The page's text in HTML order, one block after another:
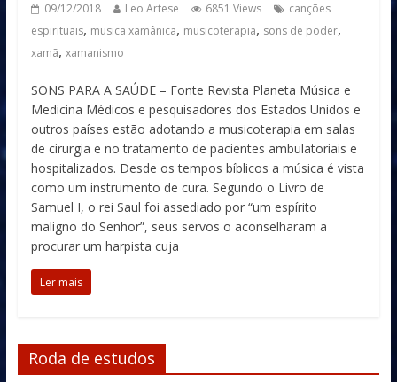
09/12/2018 Leo Artese 6851 Views
canções
espirituais, musica xamânica, musicoterapia, sons de poder,
xamã, xamanismo
SONS PARA A SAÚDE – Fonte Revista Planeta Música e
Medicina Médicos e pesquisadores dos Estados Unidos e
outros países estão adotando a musicoterapia em salas
de cirurgia e no tratamento de pacientes ambulatoriais e
hospitalizados. Desde os tempos bíblicos a música é vista
como um instrumento de cura. Segundo o Livro de
Samuel I, o rei Saul foi assediado por “um espírito
maligno do Senhor”, seus servos o aconselharam a
procurar um harpista cuja
Ler mais
Roda de estudos